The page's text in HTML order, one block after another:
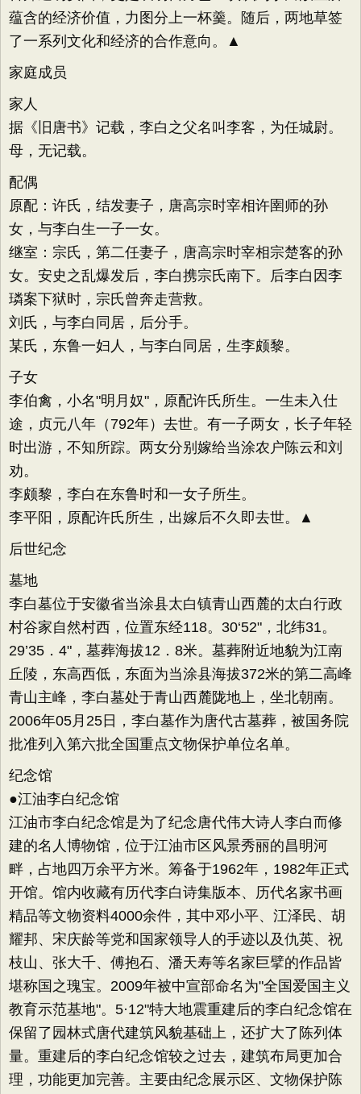
蕴含的经济价值，力图分上一杯羹。随后，两地草签
了一系列文化和经济的合作意向。▲
家庭成员
家人
据《旧唐书》记载，李白之父名叫李客，为任城尉。
母，无记载。
配偶
原配：许氏，结发妻子，唐高宗时宰相许圉师的孙
女，与李白生一子一女。
继室：宗氏，第二任妻子，唐高宗时宰相宗楚客的孙
女。安史之乱爆发后，李白携宗氏南下。后李白因李
璘案下狱时，宗氏曾奔走营救。
刘氏，与李白同居，后分手。
某氏，东鲁一妇人，与李白同居，生李颇黎。
子女
李伯禽，小名"明月奴"，原配许氏所生。一生未入仕
途，贞元八年（792年）去世。有一子两女，长子年轻
时出游，不知所踪。两女分别嫁给当涂农户陈云和刘
劝。
李颇黎，李白在东鲁时和一女子所生。
李平阳，原配许氏所生，出嫁后不久即去世。▲
后世纪念
墓地
李白墓位于安徽省当涂县太白镇青山西麓的太白行政
村谷家自然村西，位置东经118。30‘52"，北纬31。
29’35．4"，墓葬海拔12．8米。墓葬附近地貌为江南
丘陵，东高西低，东面为当涂县海拔372米的第二高峰
青山主峰，李白墓处于青山西麓陇地上，坐北朝南。
2006年05月25日，李白墓作为唐代古墓葬，被国务院
批准列入第六批全国重点文物保护单位名单。
纪念馆
●江油李白纪念馆
江油市李白纪念馆是为了纪念唐代伟大诗人李白而修
建的名人博物馆，位于江油市区风景秀丽的昌明河
畔，占地四万余平方米。筹备于1962年，1982年正式
开馆。馆内收藏有历代李白诗集版本、历代名家书画
精品等文物资料4000余件，其中邓小平、江泽民、胡
耀邦、宋庆龄等党和国家领导人的手迹以及仇英、祝
枝山、张大千、傅抱石、潘天寿等名家巨擘的作品皆
堪称国之瑰宝。2009年被中宣部命名为"全国爱国主义
教育示范基地"。5·12"特大地震重建后的李白纪念馆在
保留了园林式唐代建筑风貌基础上，还扩大了陈列体
量。重建后的李白纪念馆较之过去，建筑布局更加合
理，功能更加完善。主要由纪念展示区、文物保护陈